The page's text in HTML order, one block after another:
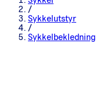
/
Sykkelutstyr
/
Sykkelbekledning